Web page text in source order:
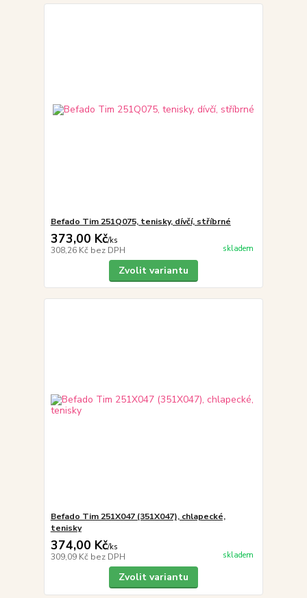
Befado Tim 251Q075, tenisky, dívčí, stříbrné
373,00 Kč/ks
308,26 Kč bez DPH skladem
Zvolit variantu
Befado Tim 251X047 (351X047), chlapecké,
tenisky
374,00 Kč/ks
309,09 Kč bez DPH skladem
Zvolit variantu